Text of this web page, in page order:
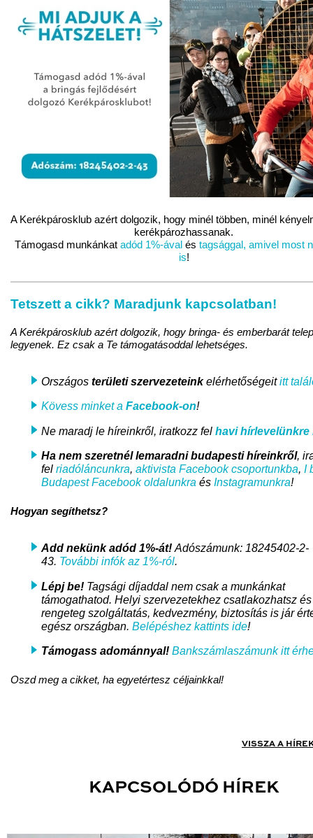
A Kerékpárosklub azért dolgozik, hogy minél többen, minél
kerékpározhassanak.
Támogasd munkánkatadód 1%-ával éstagsággal, amivel most
is!
Tetszett a cikk? Maradjunk kapcsolatban!
A Kerékpárosklub azért dolgozik, hogy bringa- és emberbarát
legyenek. Ez csak a Te támogatásoddal lehetséges.
Országos területi szervezeteinkelérhetőségeititt
Kövess minket a Facebook-on!
Ne maradj le híreinkről, iratkozz fel havi hírlevelünkre
Ha nem szeretnél lemaradni budapesti híreinkről,
fel riadóláncunkra, aktivista Facebook csoportunkba, I
Budapest Facebook oldalunkra és Instagramunkra!
Hogyan segíthetsz?
Add nekünk adód 1%-át! Adószámunk: 18245402-2-
43. További infók az 1%-ról.
Lépj be! Tagsági díjaddal nem csak a munkánkat
támogathatod. Helyi szervezetekhez csatlakozhatsz és
rengeteg szolgáltatás, kedvezmény, biztosítás is jár
egész országban. Belépéshez kattints ide!
Támogass adománnyal! Bankszámlaszámunk itt
Oszd meg a cikket, ha egyetértesz céljainkkal!
VISSZA A
KAPCSOLÓDÓ HÍREK